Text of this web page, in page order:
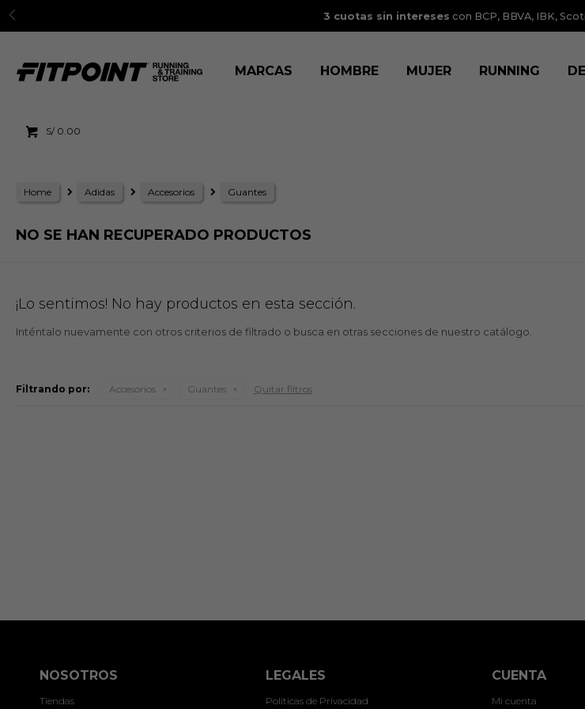
3 cuotas sin intereses con BCP, BBVA, IBK,
MARCAS HOMBRE MUJER RUNNING
S/ 0.00
Home Adidas Accesorios Guantes
NO SE HAN RECUPERADO PRODUCTOS
¡Lo sentimos! No hay productos en esta sección.
Inténtalo nuevamente con otros criterios de filtrado o busca en otras secciones de nuestro catálogo.
Filtrando por: Accesorios Guantes Quitar filtros
NOSOTROS
Tiendas
LEGALES
Políticas de Privacidad
CUENTA
Mi cuenta